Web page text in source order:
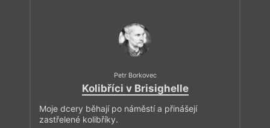
Petr Borkovec
Kolibříci v Brisighelle
Moje dcery běhají po náměstí a přinášejí
zastřelené kolibříky.